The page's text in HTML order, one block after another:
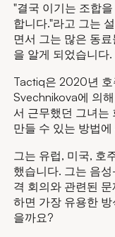
"결국 이기는 조합
합니다."라고 그는
면서 그는 많은 동
을 알게 되었습니다.
Tactiq은 2020년 호
Svechnikova에 의
서 근무했던 그녀는
만들 수 있는 방법
그는 유럽, 미국, 호
했습니다. 그는 음
격 회의와 관련된
하면 가장 유용한
을까요?